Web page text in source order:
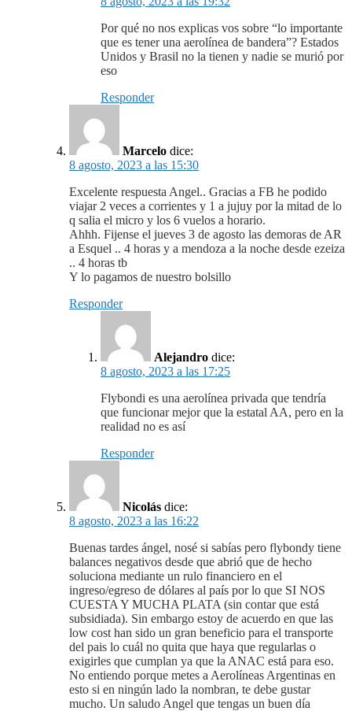
Por qué no nos explicas vos sobre “lo importante
que es tener una aerolínea de bandera”? Estados
Unidos y Brasil no la tienen y nadie se murió por
eso
Responder
Marcelo dice:
8 agosto, 2023 a las 15:30
Excelente respuesta Angel.. Gracias a FB he podido
viajar 2 veces a corrientes y 1 a jujuy por la mitad de lo
q salia el micro y los 6 vuelos a horario.
Ahhh. Fijense el jueves 3 de agosto las demoras de AR
a Esquel .. 4 horas y a mendoza a la noche desde ezeiza
.. 4 horas tb
Y lo pagamos de nuestro bolsillo
Responder
Alejandro dice:
8 agosto, 2023 a las 17:25
Flybondi es una aerolínea privada que tendría
que funcionar mejor que la estatal AA, pero en la
realidad no es así
Responder
Nicolás dice:
8 agosto, 2023 a las 16:22
Buenas tardes ángel, nosé si sabías pero flybondy tiene
balances negativos desde que abrió que de hecho
soluciona mediante un rulo financiero en el
ingreso/egreso de dólares al país por lo que SI NOS
CUESTA Y MUCHA PLATA (sin contar que está
subsidiada). Sin embargo estoy de acuerdo en que las
low cost han sido un gran beneficio para el transporte
del pais lo cuál no quita que haya que regularlas o
exigirles que cumplan ya que la ANAC está para eso.
No entiendo porque metes a Aerolíneas Argentinas en
esto si en ningún lado la nombran, te debe gustar
mucho. Un saludo Angel que tengas un buen día